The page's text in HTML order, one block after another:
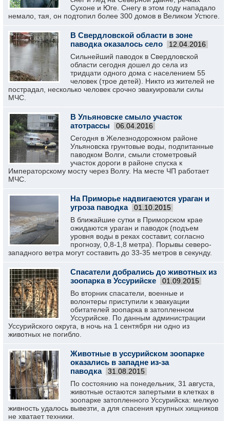
Сухоне и Юге. Снегу в этом году нападало
немало, тая, он подтопил более 300 домов в Великом Устюге.
В Свердловской области в зоне
паводка оказалось село
12.04.2016
Сильнейший паводок в Свердловской
области сегодня дошел до села из
тридцати одного дома с населением 55
человек (трое детей). Никто из жителей не
пострадал, несколько человек срочно эвакуировали силы
МЧС.
В Ульяновске смыло участок
атотрассы
06.04.2016
Сегодня в Железнодорожном районе
Ульяновска грунтовые воды, подпитанные
паводком Волги, смыли стометровый
участок дороги в районе спуска к
Императорскому мосту через Волгу. На месте ЧП работает
МЧС.
На Приморье надвигаеются ураган и
угроза паводка
01.10.2015
В ближайшие сутки в Приморском крае
ожидаются ураган и паводок (подъем
уровня воды в реках составит, согласно
прогнозу, 0,8-1,8 метра). Порывы северо-
западного ветра могут составить до 33-35 метров в секунду.
Спасатели добрались до животных из
зоопарка в Уссурийске
01.09.2015
Во вторник спасатели, военные и
волонтеры приступили к эвакуации
обитателей зоопарка в затопленном
Уссурийске. По данным администрации
Уссурийского округа, в ночь на 1 сентября ни одно из
животных не погибло.
Животные в уссурийском зоопарке
оказались в западне из-за
паводка
31.08.2015
По состоянию на понедельник, 31 августа,
животные остаются запертыми в клетках в
зоопарке затопленного Уссурийска: мелкую
живность удалось вывезти, а для спасения крупных хищников
не хватает техники.